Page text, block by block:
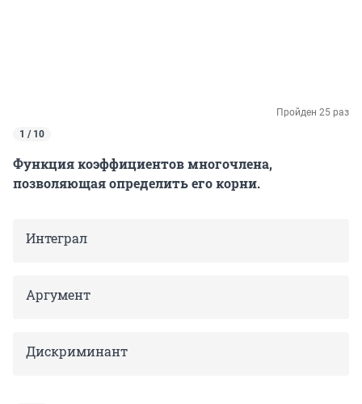
Пройден 25 раз
1 / 10
Функция коэффициентов многочлена,
позволяющая определить его корни.
Интеграл
Аргумент
Дискриминант